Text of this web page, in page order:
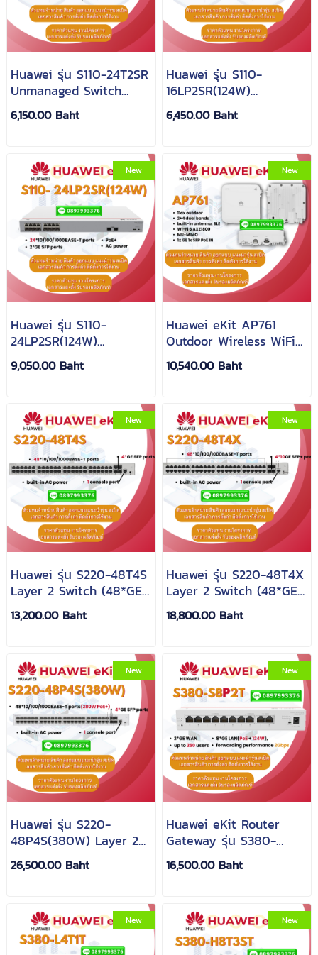
Huawei รุ่น S110-24T2SR
Unmanaged Switch
24*GE ports, 2*GE SFP
ports, AC power
6,150.00 Baht
Huawei รุ่น S110-
16LP2SR(124W)
Unmanaged Switch
16*GE ports(124W PoE+,
6,450.00 Baht
New
Huawei รุ่น S110-
24LP2SR(124W)
Unmanaged Switch
24*GE ports(124W PoE+
9,050.00 Baht
New
Huawei eKit AP761
Outdoor Wireless WiFi
6 Dual Band Access
point
10,540.00 Baht
New
Huawei รุ่น S220-48T4S
Layer 2 Switch (48*GE
ports, 4*GE SFP ports,
built-in AC power)
13,200.00 Baht
New
Huawei รุ่น S220-48T4X
Layer 2 Switch (48*GE
ports, 4*10GE SFP+
ports, built-in AC
18,800.00 Baht
New
Huawei รุ่น S220-
48P4S(380W) Layer 2
Switch (48*GE
ports(380W PoE+),
26,500.00 Baht
New
Huawei eKit Router
Gateway รุ่น S380-
S8P2T 2*GE WAN, 8*GE
LAN(PoE+, 124Watt
16,500.00 Baht
New New